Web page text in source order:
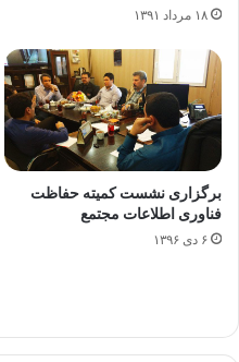
۱۸ مرداد ۱۳۹۱
برگزاری نشست کمیته حفاظت
فناوری اطلاعات مجتمع
۶ دی ۱۳۹۶